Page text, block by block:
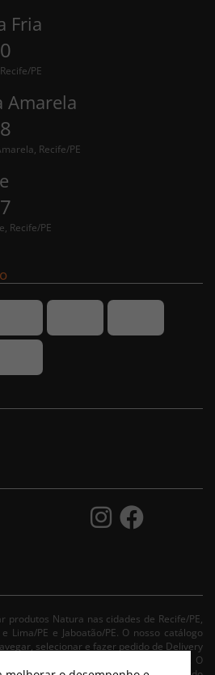
Fria
PE
Amarela
Recife/PE
Recife/PE
produtos Natura nas cidades de Recife/PE,
Lima/PE e Jaboatão/PE. O nosso catálogo
selecionar e fazer pedido de Delivery
Consulte nossa condições de entrega. O